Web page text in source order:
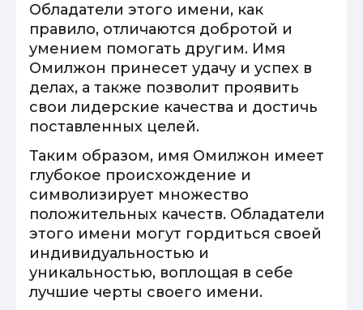
Обладатели этого имени, как
правило, отличаются добротой и
умением помогать другим. Имя
Омилжон принесет удачу и успех в
делах, а также позволит проявить
свои лидерские качества и достичь
поставленных целей.
Таким образом, имя Омилжон имеет
глубокое происхождение и
символизирует множество
положительных качеств. Обладатели
этого имени могут гордиться своей
индивидуальностью и
уникальностью, воплощая в себе
лучшие черты своего имени.